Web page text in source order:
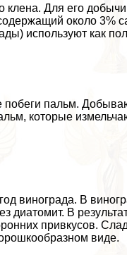
клена. Для его
около 3%
используют как
пальм.
которые
винограда. В
диатомит. В
привкусов.
виде.